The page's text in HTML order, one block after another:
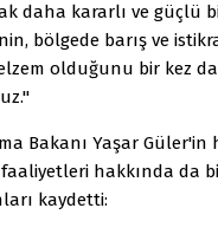
daha kararlı ve güçlü
bölgede barış ve
olduğunu bir kez
Bakanı Yaşar Güler'in
hakkında da
kaydetti: